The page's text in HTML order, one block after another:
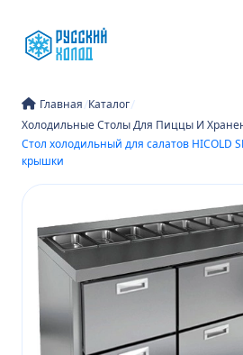
содержимому
Главная/Каталог/
Холодильные Столы Для Пиццы И
Стол холодильный для салатов HICOLD
крышки